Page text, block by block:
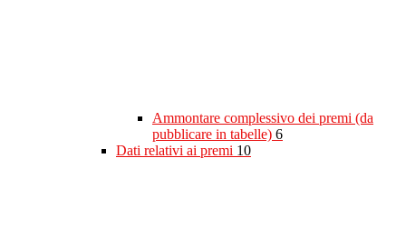
Ammontare complessivo dei premi (da
pubblicare in tabelle) 6
Dati relativi ai premi 10